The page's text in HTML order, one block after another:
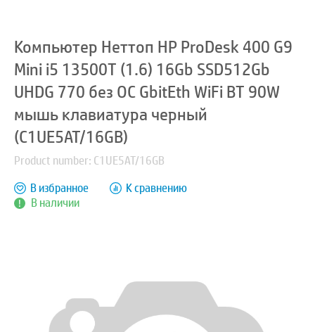
Компьютер Неттоп HP ProDesk 400 G9
Mini i5 13500T (1.6) 16Gb SSD512Gb
UHDG 770 без ОС GbitEth WiFi BT 90W
мышь клавиатура черный
(C1UE5AT/16GB)
Product number: C1UE5AT/16GB
В наличии
В избранное К сравнению